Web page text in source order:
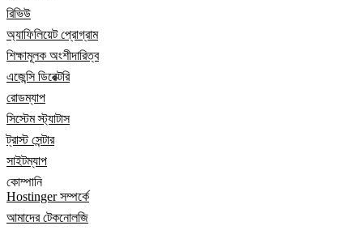
রিভিউ
অ্যাফিলিয়েট প্রোগ্রাম
শিক্ষামূলক অংশীদারিত্ব
এজেন্সি ডিরেক্টরি
রোডম্যাপ
সিস্টেম স্ট্যাটাস
ট্রাস্ট সেন্টার
সাইটম্যাপ
কোম্পানি
Hostinger সম্পর্কে
আমাদের টেকনোলজি